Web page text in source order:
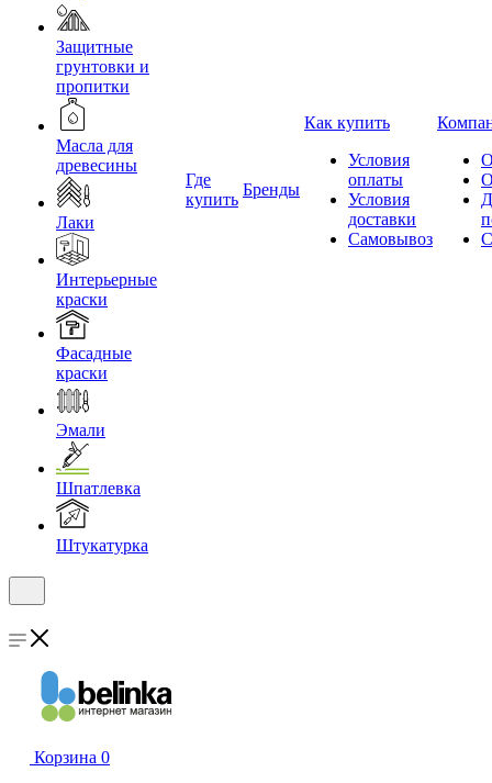
Защитные
грунтовки и
пропитки
Масла для
древесины
Лаки
Интерьерные
краски
Фасадные
краски
Эмали
Шпатлевка
Штукатурка
Где
купить
Бренды
Как купить
Условия
оплаты
Условия
доставки
Самовывоз
Корзина 0